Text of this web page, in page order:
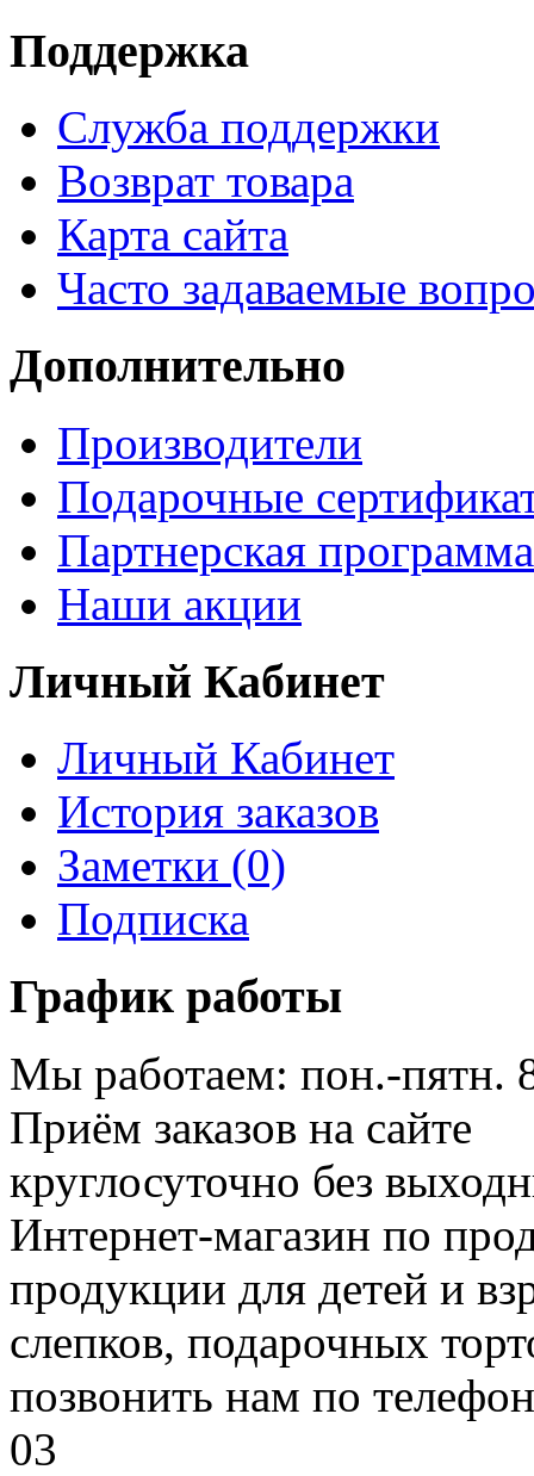
Поддержка
Служба поддержки
Возврат товара
Карта сайта
Часто задаваемые
Дополнительно
Производители
Подарочные
Партнерская программа
Наши акции
Личный Кабинет
Личный Кабинет
История заказов
Заметки (0)
Подписка
График работы
Мы работаем: пон.-пятн.
Приём заказов на сайте
круглосуточно без
Интернет-магазин по
продукции для детей и
слепков, подарочных
позвонить нам по
03